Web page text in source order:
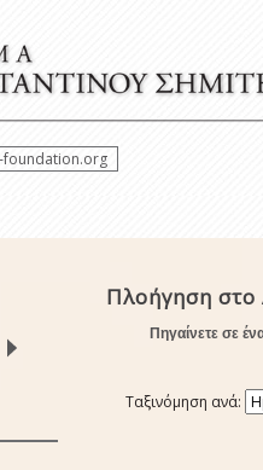
foundation.org
Πλοήγηση
Πηγαίνετε σε
Ταξινόμηση ανά: